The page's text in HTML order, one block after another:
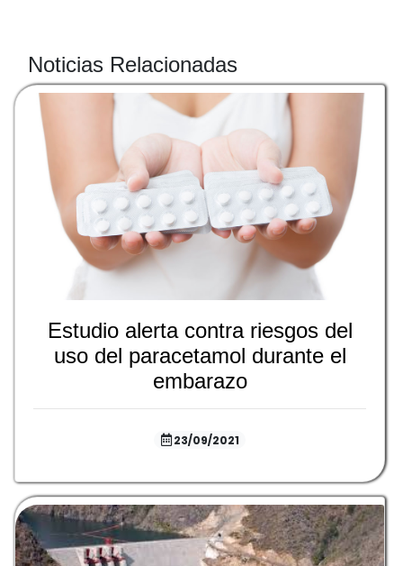
Noticias Relacionadas
Estudio alerta contra riesgos del
uso del paracetamol durante el
embarazo
23/09/2021